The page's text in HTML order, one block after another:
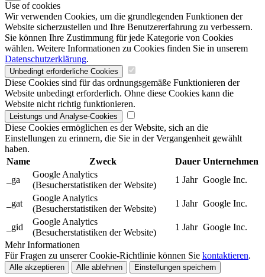
Use of cookies
Wir verwenden Cookies, um die grundlegenden Funktionen der
Website sicherzustellen und Ihre Benutzererfahrung zu verbessern.
Sie können Ihre Zustimmung für jede Kategorie von Cookies
wählen. Weitere Informationen zu Cookies finden Sie in unserem
Datenschutzerklärung.
Unbedingt erforderliche Cookies
Diese Cookies sind für das ordnungsgemäße Funktionieren der
Website unbedingt erforderlich. Ohne diese Cookies kann die
Website nicht richtig funktionieren.
Leistungs und Analyse-Cookies
Diese Cookies ermöglichen es der Website, sich an die
Einstellungen zu erinnern, die Sie in der Vergangenheit gewählt
haben.
Name
Zweck Dauer Unternehmen
_ga
Google Analytics
(Besucherstatistiken der Website)
1 Jahr Google Inc.
_gat
Google Analytics
(Besucherstatistiken der Website)
1 Jahr Google Inc.
_gid
Google Analytics
(Besucherstatistiken der Website)
1 Jahr Google Inc.
Mehr Informationen
Für Fragen zu unserer Cookie-Richtlinie können Sie kontaktieren.
Alle akzeptieren Alle ablehnen Einstellungen speichern